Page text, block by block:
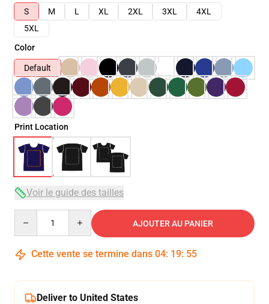
S
M L XL 2XL 3XL
4XL
5XL
Color
Default
Print Location
Voir le guide des tailles
AJOUTER AU PANIER
Cette vente se termine dans 04: 19: 54
Deliver to United States